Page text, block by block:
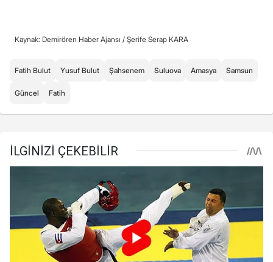
Kaynak: Demirören Haber Ajansı / Şerife Serap KARA
Fatih Bulut Yusuf Bulut Şahsenem Suluova Amasya Samsun
Güncel Fatih